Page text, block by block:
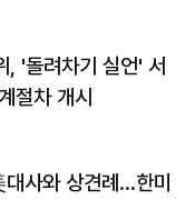
, '돌려차기 실언' 서
절차 개시
사와 상견례…한미